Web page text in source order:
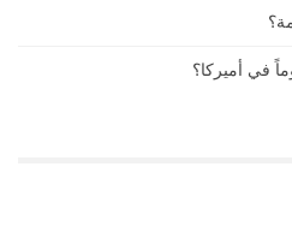
في أميركا؟